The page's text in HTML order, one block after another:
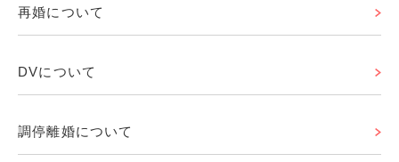
再婚について
DVについて
調停離婚について